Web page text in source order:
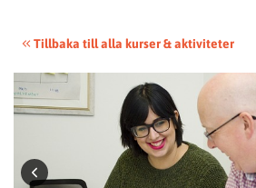
Tillbaka till alla kurser & aktiviteter